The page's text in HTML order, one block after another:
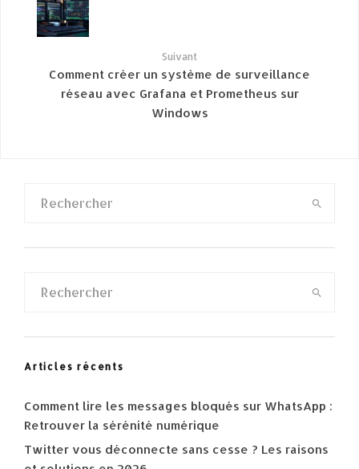
Suivant
Comment créer un système de surveillance
réseau avec Grafana et Prometheus sur
Windows
Articles récents
Comment lire les messages bloqués sur WhatsApp :
Retrouver la sérénité numérique
Twitter vous déconnecte sans cesse ? Les raisons